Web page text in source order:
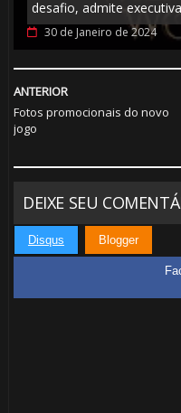
desafio, admite
30 de Janeiro de 2024
ANTERIOR
Fotos promocionais do novo
jogo
DEIXE SEU
Disqus Blogger
1️⃣ 8️⃣